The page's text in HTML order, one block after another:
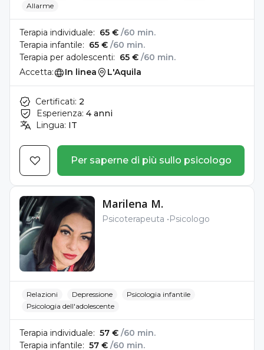
Allarme
Terapia individuale: 65 € /60 min.
Terapia infantile: 65 € /60 min.
Terapia per adolescenti: 65 € /60 min.
Accetta:
In linea L'Aquila
Certificati: 2
Esperienza: 4 anni
Lingua: IT
Per saperne di più sullo psicologo
Marilena M.
Psicoterapeuta Psicologo
Relazioni Depressione
Psicologia infantile
Psicologia dell'adolescente
Terapia individuale: 57 € /60 min.
Terapia infantile: 57 € /60 min.